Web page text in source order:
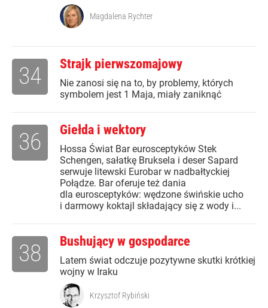
Magdalena Rychter
Strajk pierwszomajowy
Nie zanosi się na to, by problemy, których
symbolem jest 1 Maja, miały zaniknąć
34
Giełda i wektory
Hossa Świat Bar eurosceptyków Stek
Schengen, sałatkę Bruksela i deser Sapard
serwuje litewski Eurobar w nadbałtyckiej
Połądze. Bar oferuje też dania
dla eurosceptyków: wędzone świńskie ucho
i darmowy koktajl składający się z wody i...
36
Bushujący w gospodarce
Latem świat odczuje pozytywne skutki krótkiej
wojny w Iraku
38
Krzysztof Rybiński